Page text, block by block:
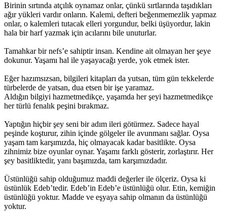
Birinin sırtında atçılık oynamaz onlar, çünkü sırtlarında taşıdıkları
ağır yükleri vardır onların. Kalemi, defteri beğenmemezlik yapmaz
onlar, o kalemleri tutacak elleri yorgundur, belki üşüyordur, lakin
hala bir harf yazmak için acılarını bile unuturlar.
Tamahkar bir nefs’e sahiptir insan. Kendine ait olmayan her şeye
dokunur. Yaşamı hal ile yaşayacağı yerde, yok etmek ister.
Eğer hazımsızsan, bilgileri kitapları da yutsan, tüm gün tekkelerde
türbelerde de yatsan, dua etsen bir işe yaramaz.
Aldığın bilgiyi hazmetmedikçe, yaşamda her şeyi hazmetmedikçe
her türlü fenalık peşini bırakmaz.
Yaptığın hiçbir şey seni bir adım ileri götürmez. Sadece hayal
peşinde koşturur, zihin içinde gölgeler ile avunmanı sağlar. Oysa
yaşam tam karşımızda, hiç olmayacak kadar basitlikte. Oysa
zihnimiz bize oyunlar oynar. Yaşamı farklı gösterir, zorlaştırır. Her
şey basitliktedir, yanı başımızda, tam karşımızdadır.
Üstünlüğü sahip olduğumuz maddi değerler ile ölçeriz. Oysa ki
üstünlük Edeb’tedir. Edeb’in Edeb’e üstünlüğü olur. Etin, kemiğin
üstünlüğü yoktur. Madde ve eşyaya sahip olmanın da üstünlüğü
yoktur.